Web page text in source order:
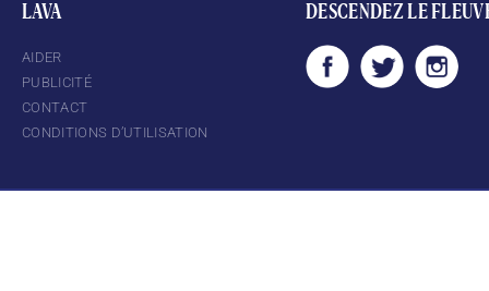
LAVA
AIDER
PUBLICITÉ
CONTACT
CONDITIONS D’UTILISATION
DESCENDEZ LE